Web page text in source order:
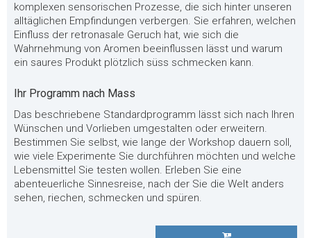
komplexen sensorischen Prozesse, die sich hinter unseren
alltäglichen Empfindungen verbergen. Sie erfahren, welchen
Einfluss der retronasale Geruch hat, wie sich die
Wahrnehmung von Aromen beeinflussen lässt und warum
ein saures Produkt plötzlich süss schmecken kann.
Ihr Programm nach Mass
Das beschriebene Standardprogramm lässt sich nach Ihren
Wünschen und Vorlieben umgestalten oder erweitern.
Bestimmen Sie selbst, wie lange der Workshop dauern soll,
wie viele Experimente Sie durchführen möchten und welche
Lebensmittel Sie testen wollen. Erleben Sie eine
abenteuerliche Sinnesreise, nach der Sie die Welt anders
sehen, riechen, schmecken und spüren.